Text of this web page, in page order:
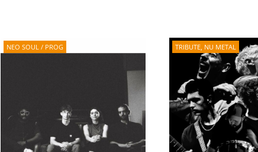
NEO SOUL / PROG TRIBUTE, NU METAL